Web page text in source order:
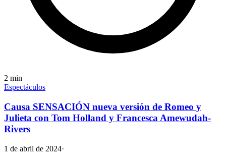
2 min
Espectáculos
Causa SENSACIÓN nueva versión de Romeo y
Julieta con Tom Holland y Francesca Amewudah-
Rivers
1 de abril de 2024·